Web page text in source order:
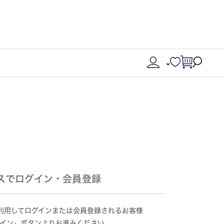
でログイン・会員登録
してログインまたは会員登録されるお客様